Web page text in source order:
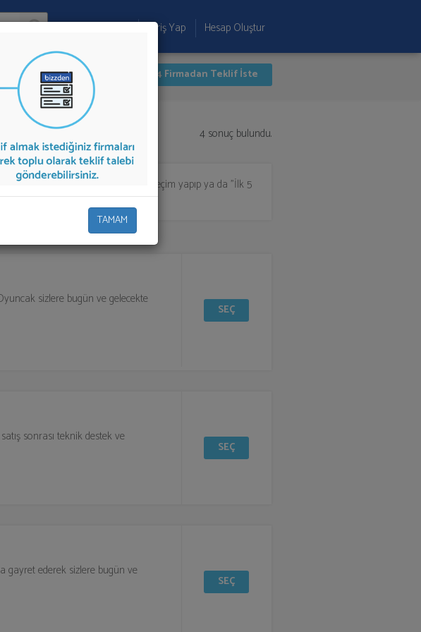
TAMAM
Firma Ekle Giriş Yap Hesap Oluştur
İlk 4 Firmadan Teklif İste
4 sonuç bulundu.
teklifi almak için listeden seçim yapıp ya da "İlk 5
sizlere bugün ve gelecekte
SEÇ
sonrası teknik destek ve
SEÇ
gayret ederek sizlere bugün ve
SEÇ